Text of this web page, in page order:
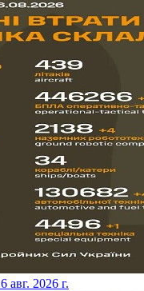
6 авг. 2026 г.